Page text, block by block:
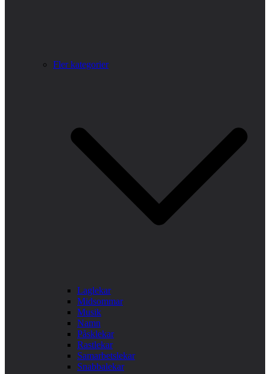
Fler kategorier
Laglekar
Midsommar
Musik
Namn
Påsklekar
Rastlekar
Samarbetslekar
Snabbalekar